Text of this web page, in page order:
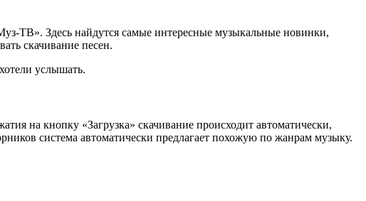
ТВ». Здесь найдутся самые интересные музыкальные новинки,
скачивание песен.
услышать.
на кнопку «Загрузка» скачивание происходит автоматически,
система автоматически предлагает похожую по жанрам музыку.